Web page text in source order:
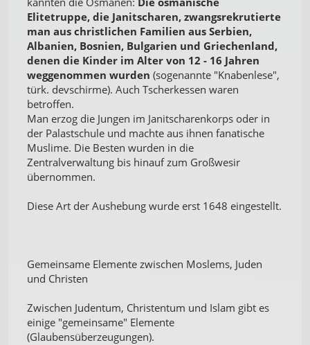
Elitetruppe, die Janitscharen, zwangsrekrutierte
man aus christlichen Familien aus Serbien,
Albanien, Bosnien, Bulgarien und Griechenland,
denen die Kinder im Alter von 12 - 16 Jahren
weggenommen wurden (sogenannte "Knabenlese",
türk. devschirme). Auch Tscherkessen waren
betroffen.
Man erzog die Jungen im Janitscharenkorps oder in
der Palastschule und machte aus ihnen fanatische
Muslime. Die Besten wurden in die
Zentralverwaltung bis hinauf zum Großwesir
übernommen.
Diese Art der Aushebung wurde erst 1648 eingestellt.
Gemeinsame Elemente zwischen Moslems, Juden
und Christen
Zwischen Judentum, Christentum und Islam gibt es
einige "gemeinsame" Elemente
(Glaubensüberzeugungen).